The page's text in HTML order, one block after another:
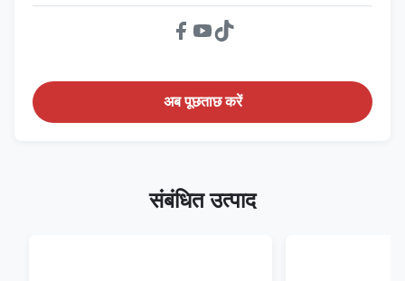
अब पूछताछ करें
संबंधित उत्पाद